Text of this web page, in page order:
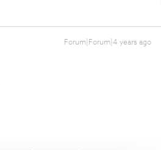
Forum|Forum|4 years ago